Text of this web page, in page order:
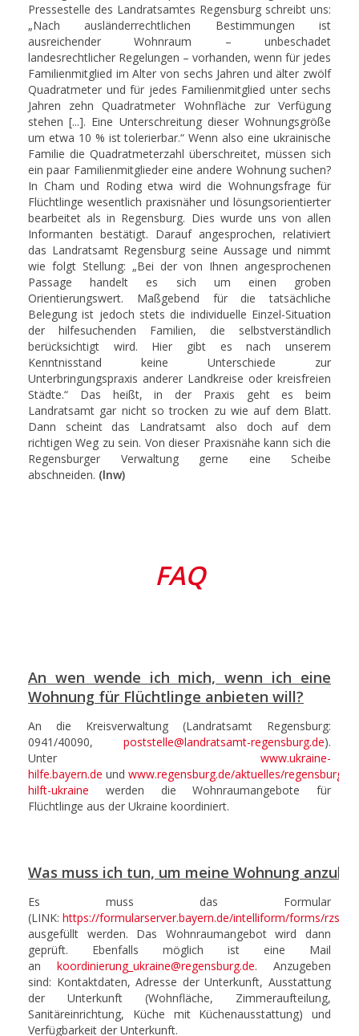
Pressestelle des Landratsamtes Regensburg schreibt uns:
„Nach ausländerrechtlichen Bestimmungen ist
ausreichender Wohnraum – unbeschadet
landesrechtlicher Regelungen – vorhanden, wenn für jedes
Familienmitglied im Alter von sechs Jahren und älter zwölf
Quadratmeter und für jedes Familienmitglied unter sechs
Jahren zehn Quadratmeter Wohnfläche zur Verfügung
stehen [...]. Eine Unterschreitung dieser Wohnungsgröße
um etwa 10 % ist tolerierbar.“ Wenn also eine ukrainische
Familie die Quadratmeterzahl überschreitet, müssen sich
ein paar Familienmitglieder eine andere Wohnung suchen?
In Cham und Roding etwa wird die Wohnungsfrage für
Flüchtlinge wesentlich praxisnäher und lösungsorientierter
bearbeitet als in Regensburg. Dies wurde uns von allen
Informanten bestätigt. Darauf angesprochen, relativiert
das Landratsamt Regensburg seine Aussage und nimmt
wie folgt Stellung: „Bei der von Ihnen angesprochenen
Passage handelt es sich um einen groben
Orientierungswert. Maßgebend für die tatsächliche
Belegung ist jedoch stets die individuelle Einzel-Situation
der hilfesuchenden Familien, die selbstverständlich
berücksichtigt wird. Hier gibt es nach unserem
Kenntnisstand keine Unterschiede zur
Unterbringungspraxis anderer Landkreise oder kreisfreien
Städte.“ Das heißt, in der Praxis geht es beim
Landratsamt gar nicht so trocken zu wie auf dem Blatt.
Dann scheint das Landratsamt also doch auf dem
richtigen Weg zu sein. Von dieser Praxisnähe kann sich die
Regensburger Verwaltung gerne eine Scheibe
abschneiden. (lnw)
FAQ
An wen wende ich mich, wenn ich eine
Wohnung für Flüchtlinge anbieten will?
An die Kreisverwaltung (Landratsamt Regensburg:
0941/40090, poststelle@landratsamt-regensburg.de).
Unter www.ukraine-
hilfe.bayern.de und www.regensburg.de/aktuelles/regensburg-
hilft-ukraine werden die Wohnraumangebote für
Flüchtlinge aus der Ukraine koordiniert.
Was muss ich tun, um meine Wohnung
Es muss das Formular
(LINK: https://formularserver.bayern.de/intelliform/forms/
ausgefüllt werden. Das Wohnraumangebot wird dann
geprüft. Ebenfalls möglich ist eine Mail
an koordinierung_ukraine@regensburg.de. Anzugeben
sind: Kontaktdaten, Adresse der Unterkunft, Ausstattung
der Unterkunft (Wohnfläche, Zimmeraufteilung,
Sanitäreinrichtung, Küche mit Küchenausstattung) und
Verfügbarkeit der Unterkunft.